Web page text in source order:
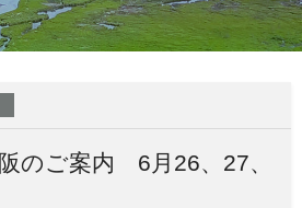
のご案内 6月26、27、